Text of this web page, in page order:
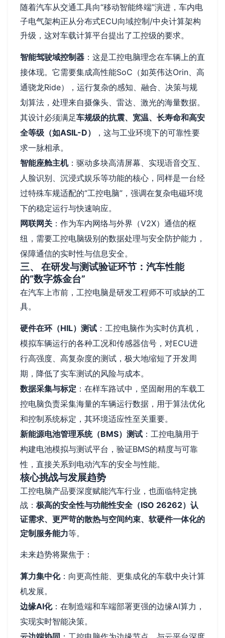
随着汽车从交通工具向“移动智能终端”演进，车内电
子电气架构正从分布式ECU向域控制/中央计算架构
升级，这对车载计算平台提出了工控级的要求。
智能驾驶域控制器 ：这是工控电脑理念在车辆上的直
接体现。它需要集成高性能SoC（如英伟达Orin、高
通骁龙Ride），运行复杂的感知、融合、决策与规
划算法，处理来自摄像头、雷达、激光的海量数据。
其设计必须满足车规级的抗震、宽温、长寿命和高安
全等级（如ASIL-D）
，这与工业环境下的可靠性要
求一脉相承。
智能座舱主机：驱动多块高清屏幕、实现语音交互、
人脸识别、沉浸式娱乐等功能的核心，同样是一台经
过特殊车规适配的“工控电脑”，强调在复杂电磁环境
下的稳定运行与快速响应。
网联网关 ：作为车内网络与外界（V2X）通信的枢
纽，需要工控电脑级别的数据处理与安全防护能力，
保障通信的实时性与信息安全。
三、 在研发与测试验证环节：汽车性能
的“数字炼金台”
在汽车上市前，工控电脑是研发工程师不可或缺的工
具。
硬件在环（HIL）测试 ：工控电脑作为实时仿真机，
模拟车辆运行的各种工况和传感器信号，对ECU进
行高强度、高复杂度的测试，极大地缩短了开发周
期，降低了实车测试的风险与成本。
数据采集与标定 ：在样车路试中，坚固耐用的车载工
控电脑负责采集海量的车辆运行数据，用于算法优化
和控制系统标定，其环境适应性至关重要。
新能源电池管理系统（BMS）测试 ：工控电脑用于
构建电池模拟与测试平台，验证BMS的精度与可靠
性，直接关系到电动汽车的安全与性能。
核心挑战与发展趋势
工控电脑产品要深度赋能汽车行业，也面临特定挑
战： 极高的安全性与功能性安全（ISO 26262）认
证需求、更严苛的散热与空间约束、软硬件一体化的
定制服务能力等。
未来趋势将聚焦于：
算力集中化：向更高性能、更集成化的车载中央计算
机发展。
边缘AI化：在制造端和车端部署更强的边缘AI算力，
实现实时智能决策。